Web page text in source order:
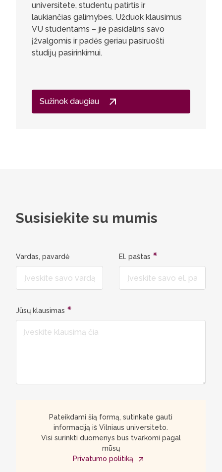
universitete, studentų patirtis ir
laukiančias galimybes. Užduok klausimus
VU studentams – jie pasidalins savo
įžvalgomis ir padės geriau pasiruošti
studijų pasirinkimui.
Sužinok daugiau
Susisiekite su mumis
Vardas, pavardė El. paštas
Jūsų klausimas
Pateikdami šią formą, sutinkate gauti
informaciją iš Vilniaus universiteto.
Visi surinkti duomenys bus tvarkomi pagal
mūsų
Privatumo politiką